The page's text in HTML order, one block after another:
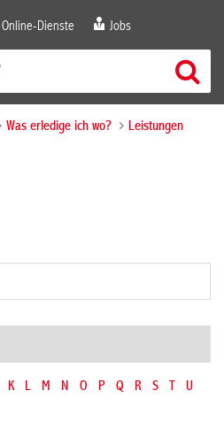
Online-Dienste Jobs
Was erledige ich wo? Leistungen
K L M N O P Q R S T
U